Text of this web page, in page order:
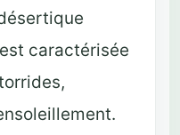
caractérisée